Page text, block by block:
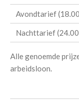
Avondtarief
Nachttarief
Alle genoemde
arbeidsloon.